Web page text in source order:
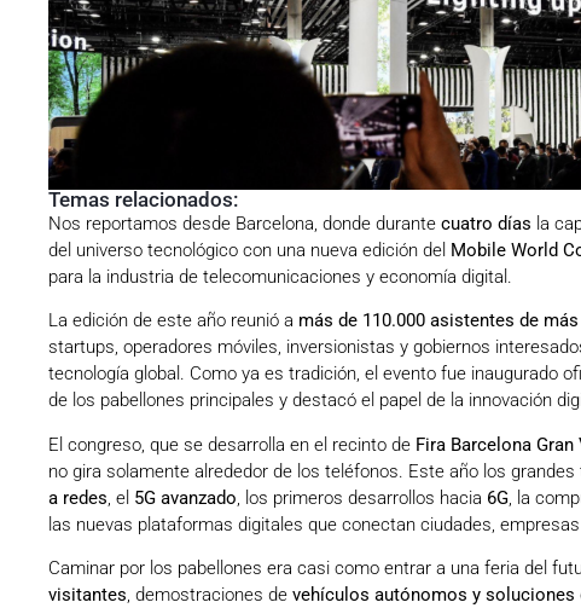
Temas relacionados:
Nos reportamos desde Barcelona, donde durante cuatro días la
del universo tecnológico con una nueva edición del Mobile World
para la industria de telecomunicaciones y economía digital.
La edición de este año reunió a más de 110.000 asistentes de
startups, operadores móviles, inversionistas y gobiernos
tecnología global. Como ya es tradición, el evento fue inaugurado
de los pabellones principales y destacó el papel de la innovación
El congreso, que se desarrolla en el recinto de Fira Barcelona Gran
no gira solamente alrededor de los teléfonos. Este año los
a redes , el 5G avanzado , los primeros desarrollos hacia 6G , la
las nuevas plataformas digitales que conectan ciudades,
Caminar por los pabellones era casi como entrar a una feria del
visitantes, demostraciones de vehículos autónomos y